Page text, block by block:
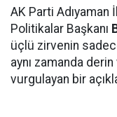
AK Parti Adıyaman
Politikalar Başkanı
üçlü zirvenin
aynı zamanda
vurgulayan bir